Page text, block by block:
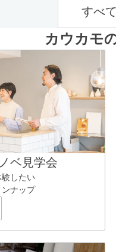
すべ
カウカモ
ベ見学会
したい
ナップ